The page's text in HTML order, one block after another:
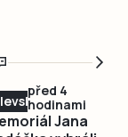
i
prověrka
startem
sezony. Na
před 4
hodinami
Jana